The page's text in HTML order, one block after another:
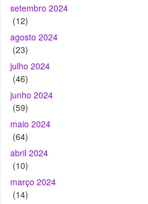
setembro 2024
(12)
agosto 2024
(23)
julho 2024
(46)
junho 2024
(59)
maio 2024
(64)
abril 2024
(10)
março 2024
(14)